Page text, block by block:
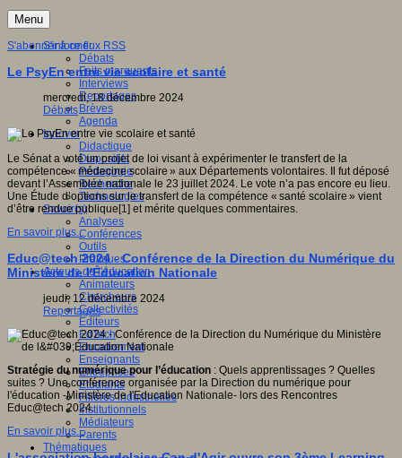
Menu
S'informer
Débats
Faits marquants
Interviews
Reportages
Brèves
Agenda
Innover
Didactique
Dispositifs
Pédagogie
Recherche
Technologies
Savoir(s)
Analyses
Conférences
Outils
Pratiques
Acteurs de l'éducation
Animateurs
Chercheurs
Collectivités
Editeurs
EdTech
Encadrement
Enseignants
Entreprises
Etudiants
Filières industrielles
Institutionnels
Médiateurs
Parents
Thématiques
S'abonner à ce flux RSS
Le PsyEn entre vie scolaire et santé
mercredi, 18 décembre 2024
Débats
Le Sénat a voté un projet de loi visant à expérimenter le transfert de la
compétence « médecine scolaire » aux Départements volontaires. Il fut déposé
devant l’Assemblée nationale le 23 juillet 2024. Le vote n’a pas encore eu lieu.
Une Étude d’options sur le transfert de la compétence « santé scolaire » vient
d’être rendue publique[1] et mérite quelques commentaires.
En savoir plus...
Educ@tech 2024 - Conférence de la Direction du Numérique du
Ministère de l'Éducation Nationale
jeudi, 12 décembre 2024
Reportages
Stratégie du numérique pour l’éducation : Quels apprentissages ? Quelles
suites ? Une conférence organisée par la Direction du numérique pour
l'éducation -Ministère de l'Education Nationale- lors des Rencontres
Educ@tech 2024.
En savoir plus...